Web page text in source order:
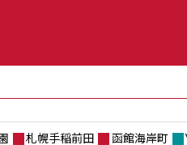
札幌手稲前田 函館海岸町